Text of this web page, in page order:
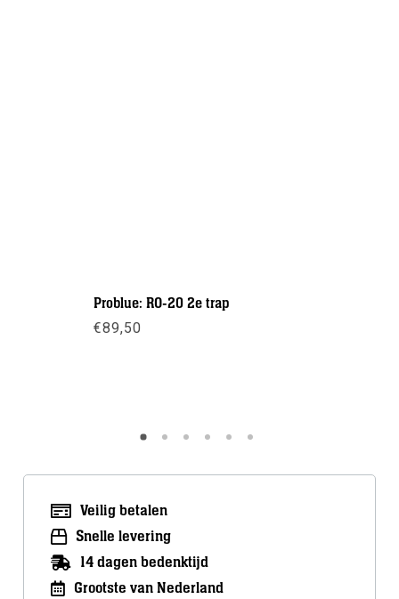
Problue: RO-20 2e trap
€89,50
Veilig betalen
Snelle levering
14 dagen bedenktijd
Grootste van Nederland